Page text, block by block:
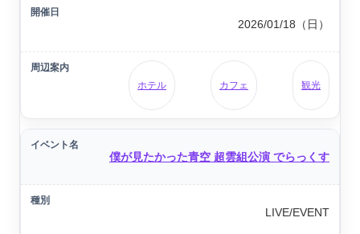
2026/01/18（日）
ホテル カフェ 観光
僕が見たかった青空 超雲組公演 でらっくす
LIVE/EVENT